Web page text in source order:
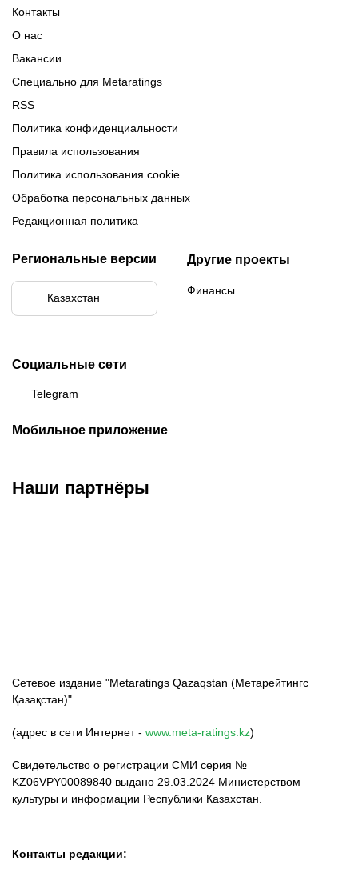
Контакты
О нас
Вакансии
Специально для Metaratings
RSS
Политика конфиденциальности
Правила использования
Политика использования cookie
Обработка персональных данных
Редакционная политика
Региональные версии
Казахстан
Другие проекты
Финансы
Социальные сети
Telegram
Мобильное приложение
Наши партнёры
Сетевое издание "Metaratings Qazaqstan (Метарейтингс
Қазақстан)"
(адрес в сети Интернет - www.meta-ratings.kz)
Свидетельство о регистрации СМИ серия №
KZ06VPY00089840 выдано 29.03.2024 Министерством
культуры и информации Республики Казахстан.
Контакты редакции: